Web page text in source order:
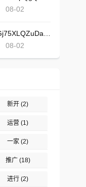
08-02
08-02
新开 (2)
运营 (1)
一家 (2)
推广(18)
进行 (2)